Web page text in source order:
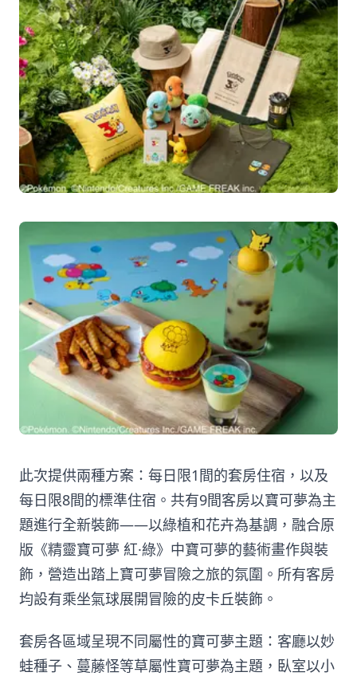
此次提供兩種方案：每日限1間的套房住宿，以及
每日限8間的標準住宿。共有9間客房以寶可夢為主
題進行全新裝飾——以綠植和花卉為基調，融合原
版《精靈寶可夢 紅·綠》中寶可夢的藝術畫作與裝
飾，營造出踏上寶可夢冒險之旅的氛圍。所有客房
均設有乘坐氣球展開冒險的皮卡丘裝飾。
套房各區域呈現不同屬性的寶可夢主題：客廳以妙
蛙種子、蔓藤怪等草屬性寶可夢為主題，臥室以小